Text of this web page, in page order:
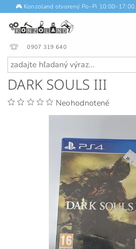
🎮 Konzoland otvorený Po–Pi 10:00–17:00.
0907 319 640
DARK SOULS III
Neohodnotené